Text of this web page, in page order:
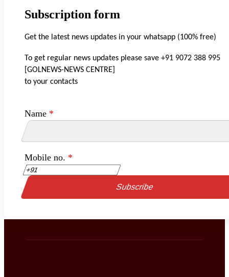
Subscription form
Get the latest news updates in your whatsapp (100% free)
To get regular news updates please save +91 9072 388 995
[GOLNEWS-NEWS CENTRE]
to your contacts
Name *
Mobile no. *